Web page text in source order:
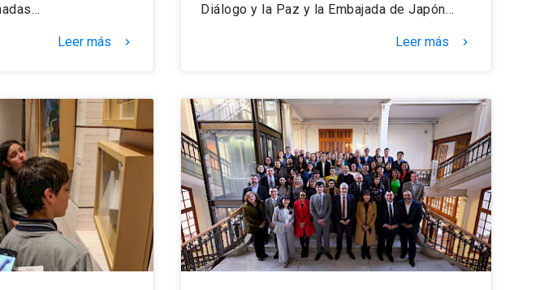
Leer más keyboard_arrow_right
Diálogo y la Paz y la Embajada de Japón…
Leer más keyboard_arrow_right